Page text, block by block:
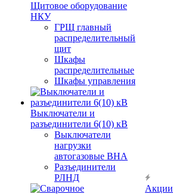
Щитовое оборудование
НКУ
ГРЩ главный
распределительный
щит
Шкафы
распределительные
Шкафы управления
Выключатели и
разъединители 6(10) кВ
Выключатели
нагрузки
автогазовые ВНА
Разъединители
РЛНД
Акции